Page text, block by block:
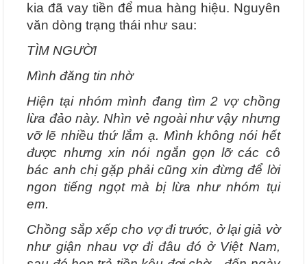
kia đã vay tiền để mua hàng hiệu. Nguyên
văn dòng trạng thái như sau:
TÌM NGƯỜI
Mình đăng tin nhờ
Hiện tại nhóm mình đang tìm 2 vợ chồng
lừa đảo này. Nhìn vẻ ngoài như vậy nhưng
vỡ lẽ nhiều thứ lắm ạ. Mình không nói hết
được nhưng xin nói ngắn gọn lỡ các cô
bác anh chị gặp phải cũng xin đừng để lời
ngon tiếng ngọt mà bị lừa như nhóm tụi
em.
Chồng sắp xếp cho vợ đi trước, ở lại giả vờ
như giận nhau vợ đi đâu đó ở Việt Nam,